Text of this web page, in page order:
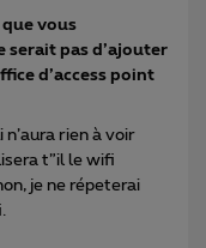
que vous
serait pas d’ajouter
d’access point
n’aura rien à voir
t”il le wifi
je ne répeterai